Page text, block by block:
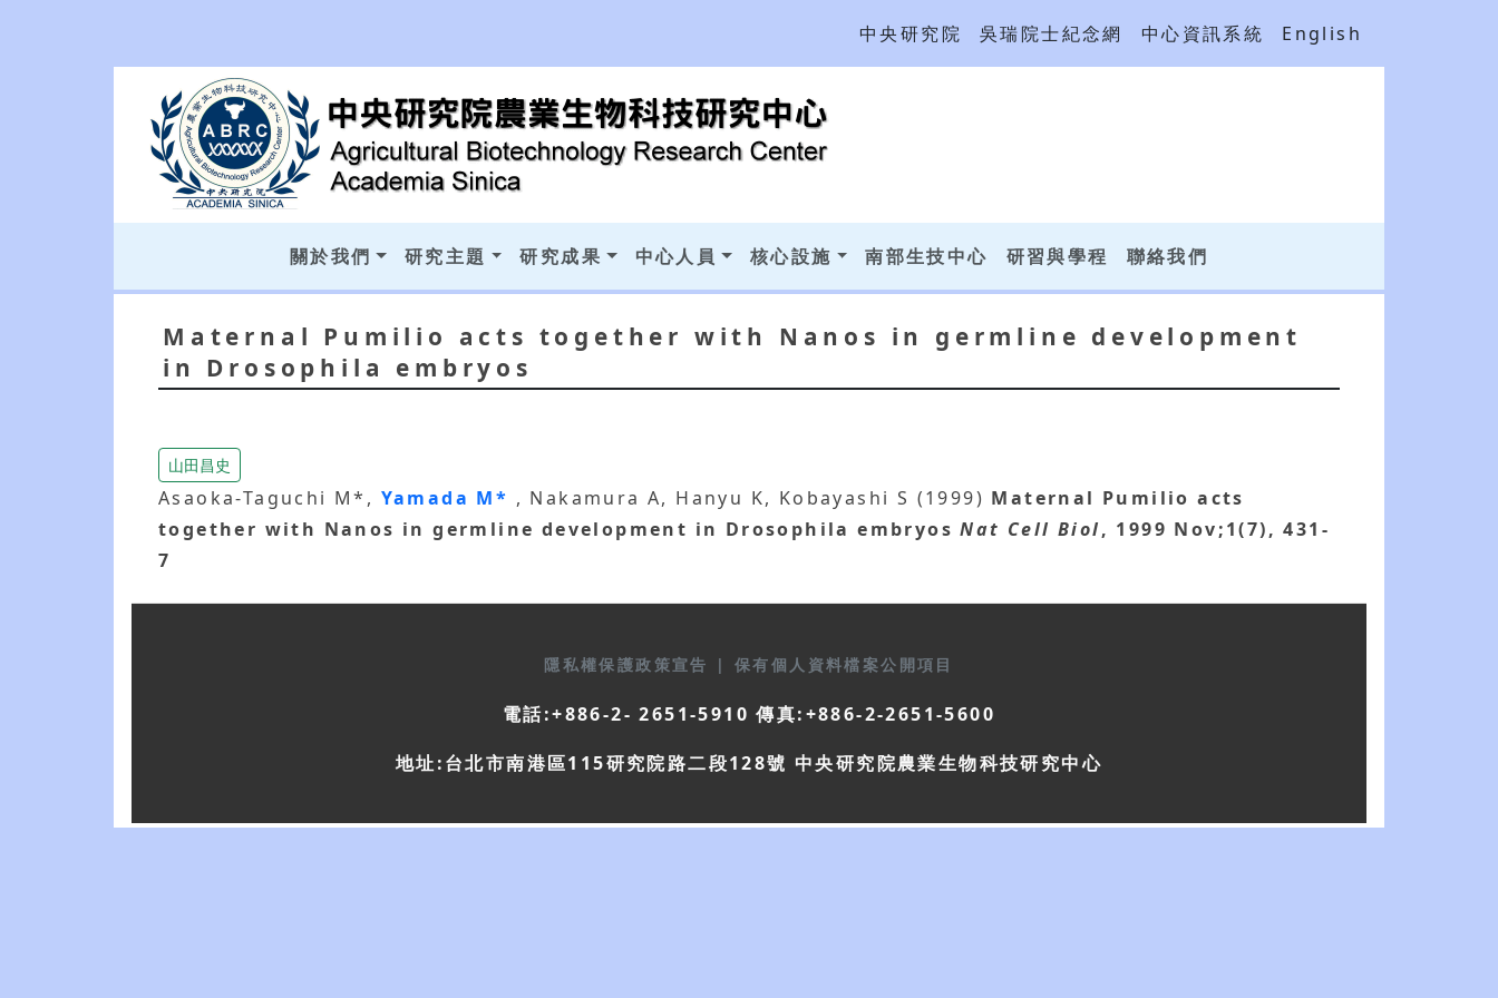
中央研究院 吳瑞院士紀念網 中心資訊系統 English
關於我們 研究主題 研究成果 中心人員 核心設施 南部生技中心 研習與學程 聯絡我們
Maternal Pumilio acts together with Nanos in germline development
in Drosophila embryos
山田昌史
Asaoka-Taguchi M*, Yamada M* , Nakamura A, Hanyu K, Kobayashi S (1999) Maternal Pumilio acts
together with Nanos in germline development in Drosophila embryos Nat Cell Biol, 1999 Nov;1(7), 431-
7
隱私權保護政策宣告 | 保有個人資料檔案公開項目
電話:+886-2- 2651-5910 傳真:+886-2-2651-5600
地址:台北市南港區115研究院路二段128號 中央研究院農業生物科技研究中心